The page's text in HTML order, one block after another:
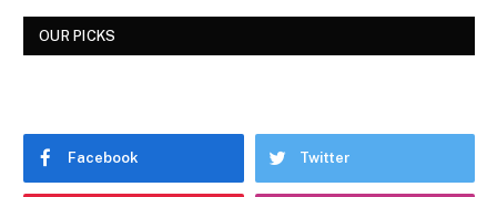
OUR PICKS
Facebook Twitter